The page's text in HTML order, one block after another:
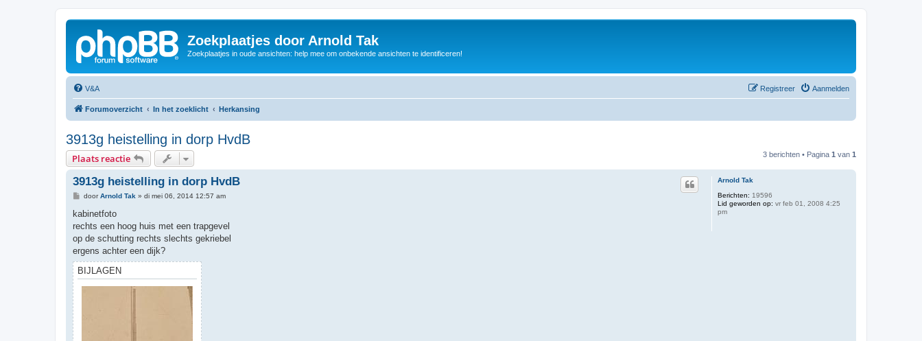
Zoekplaatjes door Arnold Tak
Zoekplaatjes in oude ansichten: help mee om onbekende ansichten te identificeren!
V&A Aanmelden
Registreer
Forumoverzicht In het zoeklicht Herkansing
3913g heistelling in dorp HvdB
Plaats reactie 3 berichten • Pagina 1 van 1
Arnold Tak
Berichten: 19596
Lid geworden op: vr feb 01, 2008 4:25
pm
3913g heistelling in dorp HvdB
B
r
c
h
doorArnold Tak » di mei 06, 2014 12:57 am
kabinetfoto
rechts een hoog huis met een trapgevel
op de schutting rechts slechts gekriebel
ergens achter een dijk?
BIJLAGEN